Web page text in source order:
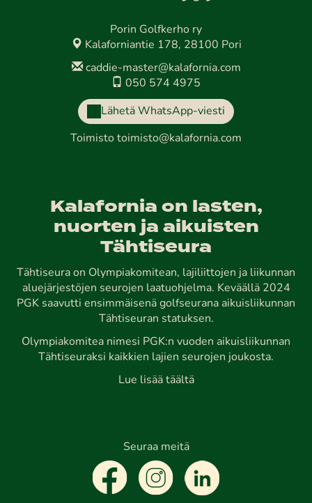
Porin Golfkerho ry
Kalaforniantie 178, 28100 Pori
caddie-master@kalafornia.com
050 574 4975
Lähetä WhatsApp-viesti
Toimisto toimisto@kalafornia.com
Kalafornia on lasten,
nuorten ja aikuisten
Tähtiseura
Tähtiseura on Olympiakomitean, lajiliittojen ja liikunnan
aluejärjestöjen seurojen laatuohjelma. Keväällä 2024
PGK saavutti ensimmäisenä golfseurana aikuisliikunnan
Tähtiseuran statuksen.
Olympiakomitea nimesi PGK:n vuoden aikuisliikunnan
Tähtiseuraksi kaikkien lajien seurojen joukosta.
Lue lisää täältä
Seuraa meitä